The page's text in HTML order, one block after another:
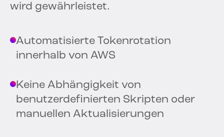
wird gewährleistet.
Automatisierte Tokenrotation
innerhalb von AWS
Keine Abhängigkeit von
benutzerdefinierten Skripten oder
manuellen Aktualisierungen